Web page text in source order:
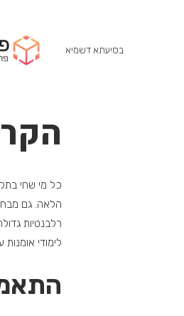
בסיעתא דשמיא
כל מי שחי
הלאה. גם
רלבנטיות
לימודי